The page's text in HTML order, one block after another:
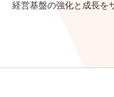
経営基盤の強化と成長を